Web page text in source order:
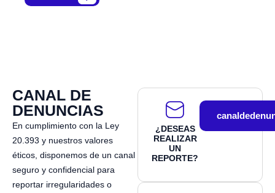
CANAL DE
DENUNCIAS
En cumplimiento con la Ley
20.393 y nuestros valores
éticos, disponemos de un canal
seguro y confidencial para
reportar irregularidades o
¿DESEAS
REALIZAR
UN
REPORTE?